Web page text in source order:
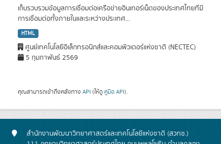
เก็บรวบรวมข้อมูลการเชื่อมต่อเครือข่ายอินเทอร์เน็ตของประเทศไทยที่มี
การเชื่อมต่อทั้งภายในและระหว่างประเทศ...
HTML
ศูนย์เทคโนโลยีอิเล็กทรอนิกส์และคอมพิวเตอร์แห่งชาติ (NECTEC)
5 กุมภาพันธ์ 2569
คุณสามารถเข้าถึงคลังทาง API (ให้ดู คู่มือ API).
สำนักงานพัฒนาวิทยาศาสตร์และเทคโนโลยีแห่งชาติ (สวทช.)